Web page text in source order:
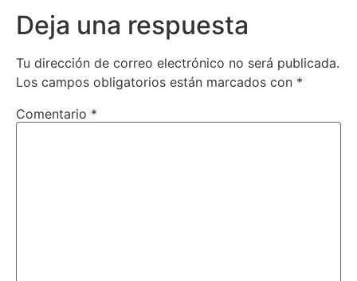
Deja una respuesta
Tu dirección de correo electrónico no será publicada.
Los campos obligatorios están marcados con *
Comentario *